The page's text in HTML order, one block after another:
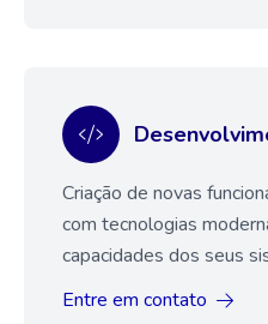
Criação de novas
com tecnologias
capacidades dos seus
Entre em contato